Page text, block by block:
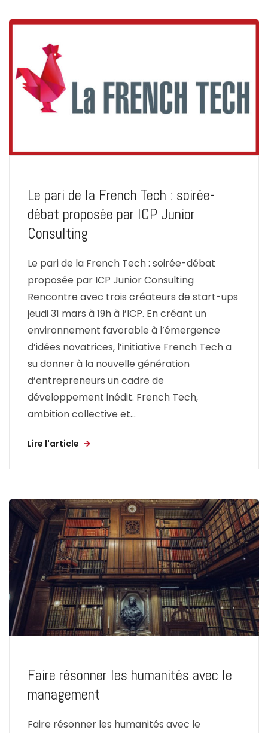
Le pari de la French Tech : soirée-
débat proposée par ICP Junior
Consulting
Le pari de la French Tech : soirée-débat
proposée par ICP Junior Consulting
Rencontre avec trois créateurs de start-ups
jeudi 31 mars à 19h à l’ICP. En créant un
environnement favorable à l’émergence
d’idées novatrices, l’initiative French Tech a
su donner à la nouvelle génération
d’entrepreneurs un cadre de
développement inédit. French Tech,
ambition collective et...
Lire l'article
Faire résonner les humanités avec le
management
Faire résonner les humanités avec le